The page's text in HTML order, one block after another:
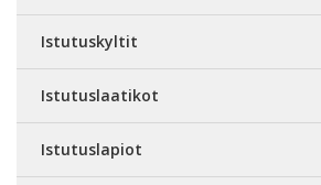
Istutuskyltit
Istutuslaatikot
Istutuslapiot